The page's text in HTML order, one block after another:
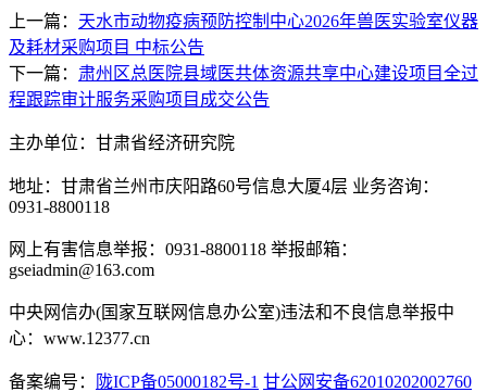
上一篇： 天水市动物疫病预防控制中心2026年兽医实验室仪器
及耗材采购项目 中标公告
下一篇： 肃州区总医院县域医共体资源共享中心建设项目全过
程跟踪审计服务采购项目成交公告
主办单位：甘肃省经济研究院
地址：甘肃省兰州市庆阳路60号信息大厦4层 业务咨询：
0931-8800118
网上有害信息举报：0931-8800118 举报邮箱：
gseiadmin@163.com
中央网信办(国家互联网信息办公室)违法和不良信息举报中
心：www.12377.cn
备案编号： 陇ICP备05000182号-1 甘公网安备62010202002760